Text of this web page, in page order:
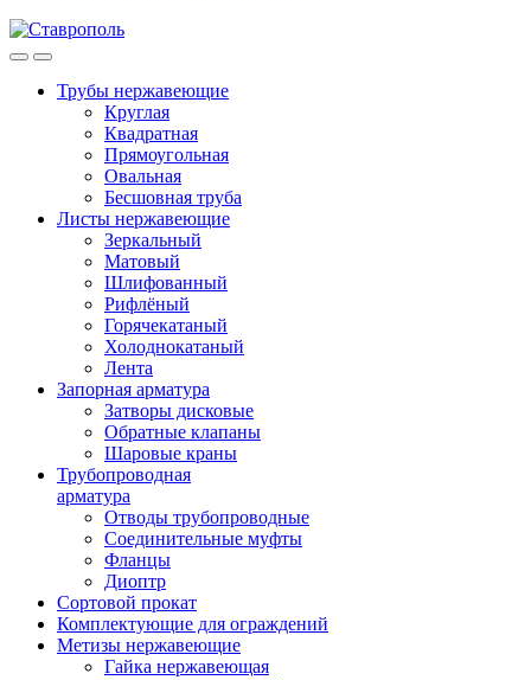
Трубы нержавеющие
Круглая
Квадратная
Прямоугольная
Овальная
Бесшовная труба
Листы нержавеющие
Зеркальный
Матовый
Шлифованный
Рифлёный
Горячекатаный
Холоднокатаный
Лента
Запорная арматура
Затворы дисковые
Обратные клапаны
Шаровые краны
Трубопроводная
арматура
Отводы трубопроводные
Соединительные муфты
Фланцы
Диоптр
Сортовой прокат
Комплектующие для ограждений
Метизы нержавеющие
Гайка нержавеющая